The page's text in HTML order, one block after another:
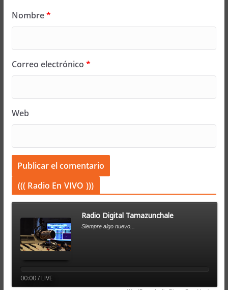
Nombre*
Correo electrónico *
Web
((( Radio En VIVO )))
Radio Digital Tamazunchale
Siempre algo nuevo...
00:00 / LIVE